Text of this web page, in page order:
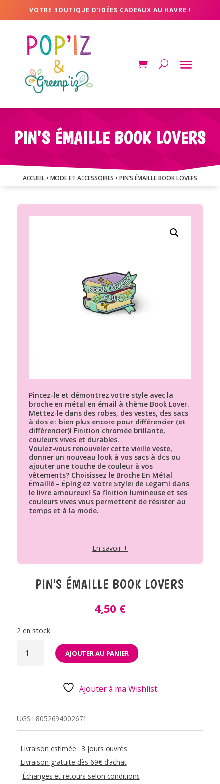
VOTRE BOUTIQUE D’IDÉES CADEAUX AU HAVRE !
PIN’S ÉMAILLE BOOK LOVERS
ACCUEIL • MODE ET ACCESSOIRES • PIN’S ÉMAILLE BOOK LOVERS
Pincez-le et démontrez votre style avec la
broche en métal en émail à thème Book Lover.
Mettez-le dans des robes, des vestes, des sacs
à dos et bien plus encore pour différencier (et
différencier)! Finition chromée brillante,
couleurs vives et durables.
Voulez-vous renouveler cette vieille veste,
donner un nouveau look à vos sacs à dos ou
ajouter une touche de couleur à vos
vêtements? Choisissez le Broche En Métal
Émaillé – Épinglez Votre Style! de Legami dans
le livre amoureux! Sa finition lumineuse et ses
couleurs vives vous permettent de résister au
temps et à la mode.
En savoir +
PIN’S ÉMAILLE BOOK LOVERS
4,50 €
2 en stock
DE
PIN’S AJOUTER AU PANIER
Ajouter à ma Wishlist
UGS : 8052694002671
Livraison estimée : 3 jours ouvrés
Livraison gratuite dès 69€ d’achat
Échanges et retours selon conditions